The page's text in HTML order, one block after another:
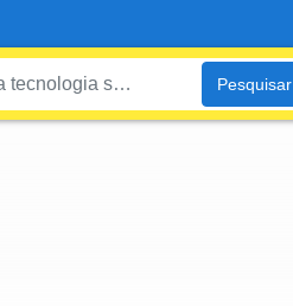
Pesquisar